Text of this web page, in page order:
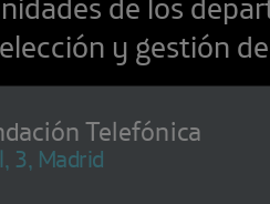
y gestión
Telefónica
3, Madrid